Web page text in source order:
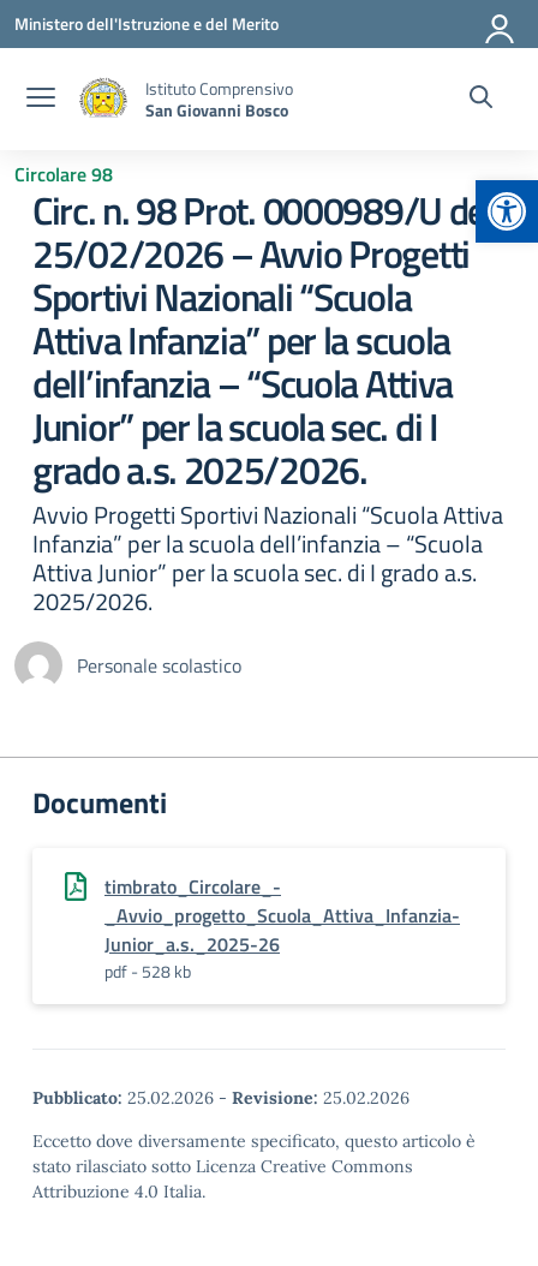
Vai ai contenuti
Vai al menu di navigazione
Vai al footer
Ministero dell'Istruzione e del Merito
Istituto Comprensivo
San Giovanni Bosco
Circolare 98
Circ. n. 98 Prot. 0000989/U del
25/02/2026 – Avvio Progetti
Sportivi Nazionali “Scuola
Attiva Infanzia” per la scuola
dell’infanzia – “Scuola Attiva
Junior” per la scuola sec. di I
grado a.s. 2025/2026.
Avvio Progetti Sportivi Nazionali “Scuola Attiva
Infanzia” per la scuola dell’infanzia – “Scuola
Attiva Junior” per la scuola sec. di I grado a.s.
2025/2026.
Personale scolastico
Documenti
timbrato_Circolare_-
_Avvio_progetto_Scuola_Attiva_Infanzia-
Junior_a.s._2025-26
pdf - 528 kb
Pubblicato: 25.02.2026 - Revisione: 25.02.2026
Eccetto dove diversamente specificato, questo articolo è
stato rilasciato sotto Licenza Creative Commons
Attribuzione 4.0 Italia.